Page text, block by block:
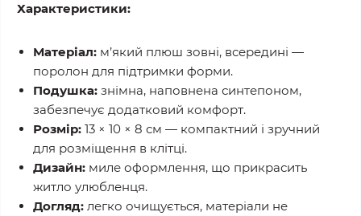
Характеристики:
Матеріал: м’який плюш зовні, всередині —
поролон для підтримки форми.
Подушка: знімна, наповнена синтепоном,
забезпечує додатковий комфорт.
Розмір: 13 × 10 × 8 см — компактний і зручний
для розміщення в клітці.
Дизайн: миле оформлення, що прикрасить
житло улюбленця.
Догляд: легко очищується, матеріали не